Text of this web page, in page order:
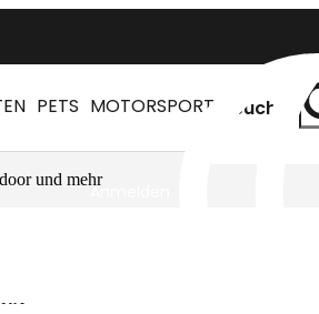
Anmelden
PETS MOTORSPORT Suchen
und mehr